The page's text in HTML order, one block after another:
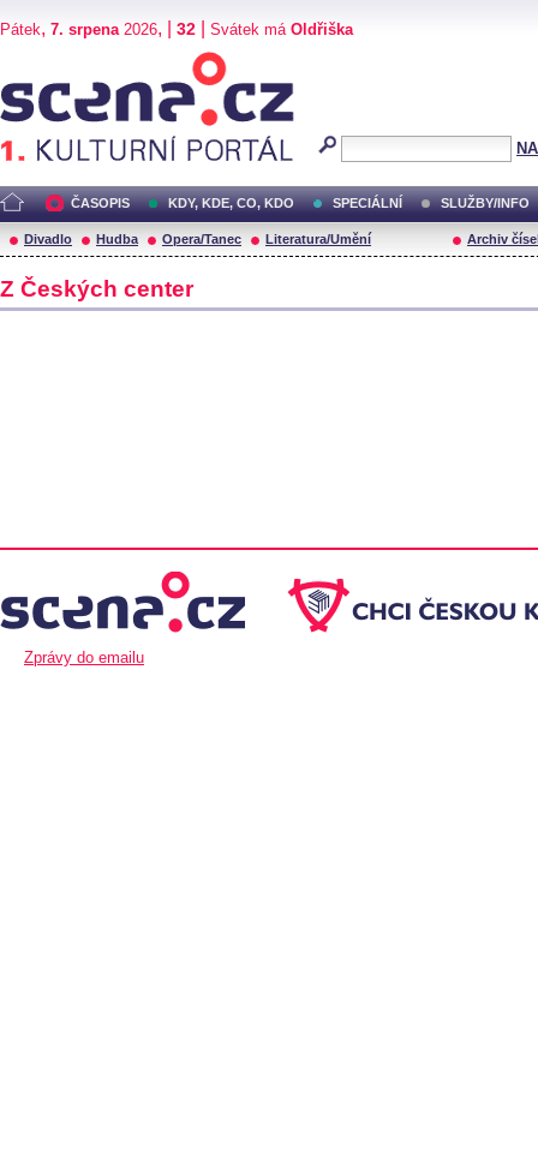
Pátek, 7. srpena2026, | 32 Svátek má Oldřiška
ČASOPIS KDY, KDE, CO, KDO SPECIÁLNÍ SLUŽBY/INFO
Divadlo Hudba Opera/Tanec Literatura/Umění Archiv
Z Českých center
Zprávy do emailu